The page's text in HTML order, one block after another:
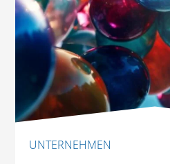
UNTERNEHMEN